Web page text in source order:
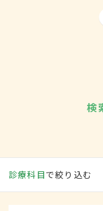
検
診療科目で絞り込む